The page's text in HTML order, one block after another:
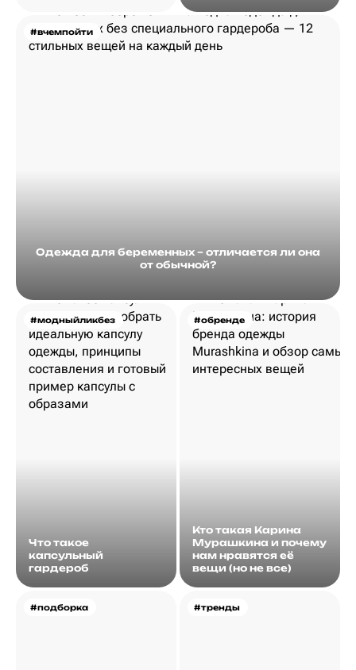
#вчемпойти
Одежда для беременных – отличается ли она
от обычной?
#модныйликбез
Что такое
капсульный
гардероб
#обренде
Кто такая Карина
Мурашкина и почему
нам нравятся её
вещи (но не все)
#подборка #тренды